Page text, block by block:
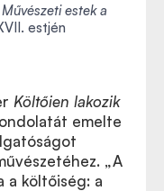
Művészeti estek a
estjén
Költőien lakozik
emelte
„A
a költőiség: a